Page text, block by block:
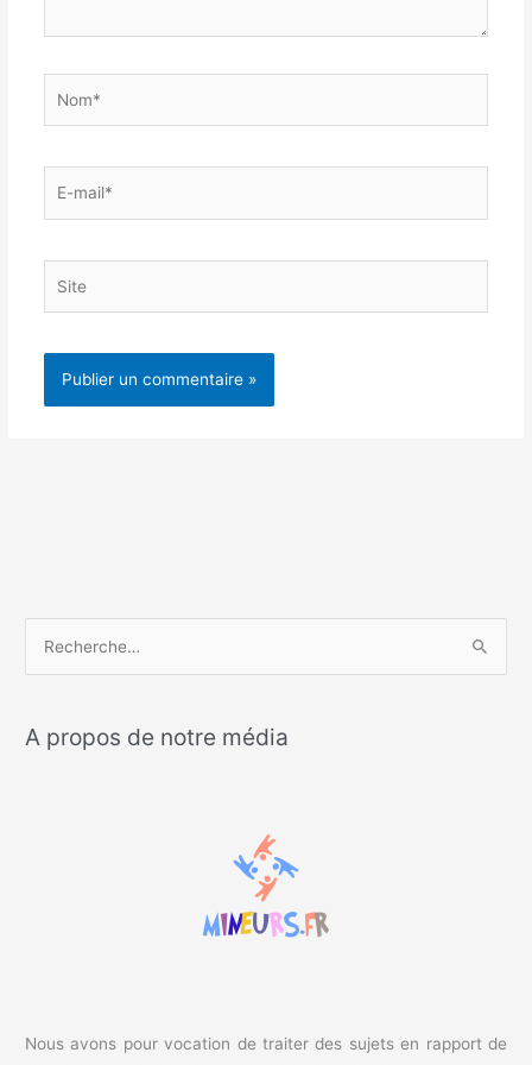
mail*
hA propos de notre média
Nous avons pour vocation de traiter des sujets en rapport de